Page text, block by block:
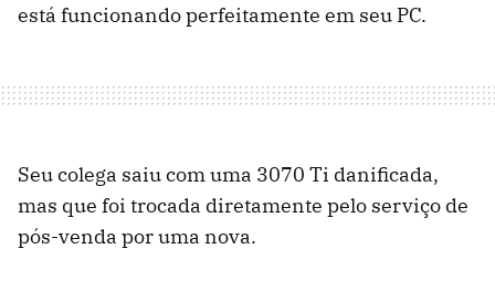
está funcionando perfeitamente em seu PC.
Seu colega saiu com uma 3070 Ti danificada,
mas que foi trocada diretamente pelo serviço de
pós-venda por uma nova.